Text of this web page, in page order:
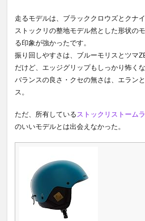
走るモデルは、ブラッククロウズとクナ
ストックリの整地モデル然とした形状の
る印象が強かったです。
振り回しやすさは、ブルーモリスとツマ
だけど、エッジグリップもしっかり怖くな
バランスの良さ・クセの無さは、エラン
ス。
ただ、所有しているストックリストーム
のいいモデルとは出会えなかった。